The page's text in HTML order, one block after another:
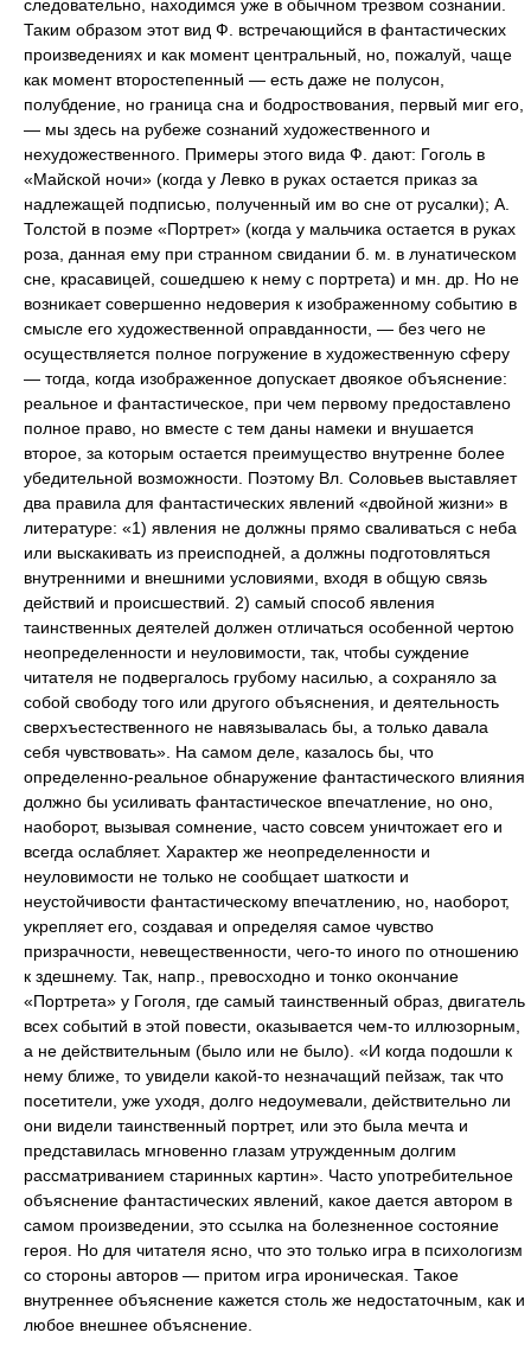
следовательно, находимся уже в обычном трезвом сознании.
Таким образом этот вид Ф. встречающийся в фантастических
произведениях и как момент центральный, но, пожалуй, чаще
как момент второстепенный — есть даже не полусон,
полубдение, но граница сна и бодроствования, первый миг его,
— мы здесь на рубеже сознаний художественного и
нехудожественного. Примеры этого вида Ф. дают: Гоголь в
«Майской ночи» (когда у Левко в руках остается приказ за
надлежащей подписью, полученный им во сне от русалки); А.
Толстой в поэме «Портрет» (когда у мальчика остается в руках
роза, данная ему при странном свидании б. м. в лунатическом
сне, красавицей, сошедшею к нему с портрета) и мн. др. Но не
возникает совершенно недоверия к изображенному событию в
смысле его художественной оправданности, — без чего не
осуществляется полное погружение в художественную сферу
— тогда, когда изображенное допускает двоякое объяснение:
реальное и фантастическое, при чем первому предоставлено
полное право, но вместе с тем даны намеки и внушается
второе, за которым остается преимущество внутренне более
убедительной возможности. Поэтому Вл. Соловьев выставляет
два правила для фантастических явлений «двойной жизни» в
литературе: «1) явления не должны прямо сваливаться с неба
или выскакивать из преисподней, а должны подготовляться
внутренними и внешними условиями, входя в общую связь
действий и происшествий. 2) самый способ явления
таинственных деятелей должен отличаться особенной чертою
неопределенности и неуловимости, так, чтобы суждение
читателя не подвергалось грубому насилью, а сохраняло за
собой свободу того или другого объяснения, и деятельность
сверхъестественного не навязывалась бы, а только давала
себя чувствовать». На самом деле, казалось бы, что
определенно-реальное обнаружение фантастического влияния
должно бы усиливать фантастическое впечатление, но оно,
наоборот, вызывая сомнение, часто совсем уничтожает его и
всегда ослабляет. Характер же неопределенности и
неуловимости не только не сообщает шаткости и
неустойчивости фантастическому впечатлению, но, наоборот,
укрепляет его, создавая и определяя самое чувство
призрачности, невещественности, чего-то иного по отношению
к здешнему. Так, напр., превосходно и тонко окончание
«Портрета» у Гоголя, где самый таинственный образ, двигатель
всех событий в этой повести, оказывается чем-то иллюзорным,
а не действительным (было или не было). «И когда подошли к
нему ближе, то увидели какой-то незначащий пейзаж, так что
посетители, уже уходя, долго недоумевали, действительно ли
они видели таинственный портрет, или это была мечта и
представилась мгновенно глазам утружденным долгим
рассматриванием старинных картин». Часто употребительное
объяснение фантастических явлений, какое дается автором в
самом произведении, это ссылка на болезненное состояние
героя. Но для читателя ясно, что это только игра в психологизм
со стороны авторов — притом игра ироническая. Такое
внутреннее объяснение кажется столь же недостаточным, как и
любое внешнее объяснение.